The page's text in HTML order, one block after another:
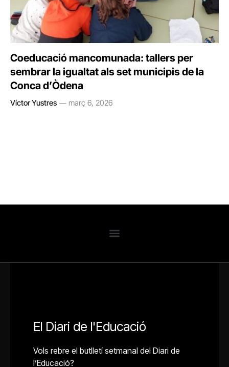
Coeducació mancomunada: tallers per
sembrar la igualtat als set municipis de la
Conca d’Òdena
Víctor Yustres març 6, 2026